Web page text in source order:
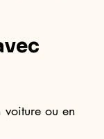
ou en